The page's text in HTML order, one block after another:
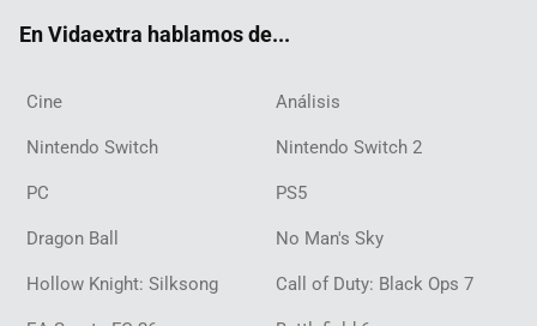
En Vidaextra hablamos de...
Cine Análisis
Nintendo Switch Nintendo Switch 2
PC PS5
Dragon Ball No Man's Sky
Hollow Knight: Silksong Call of Duty: Black Ops 7